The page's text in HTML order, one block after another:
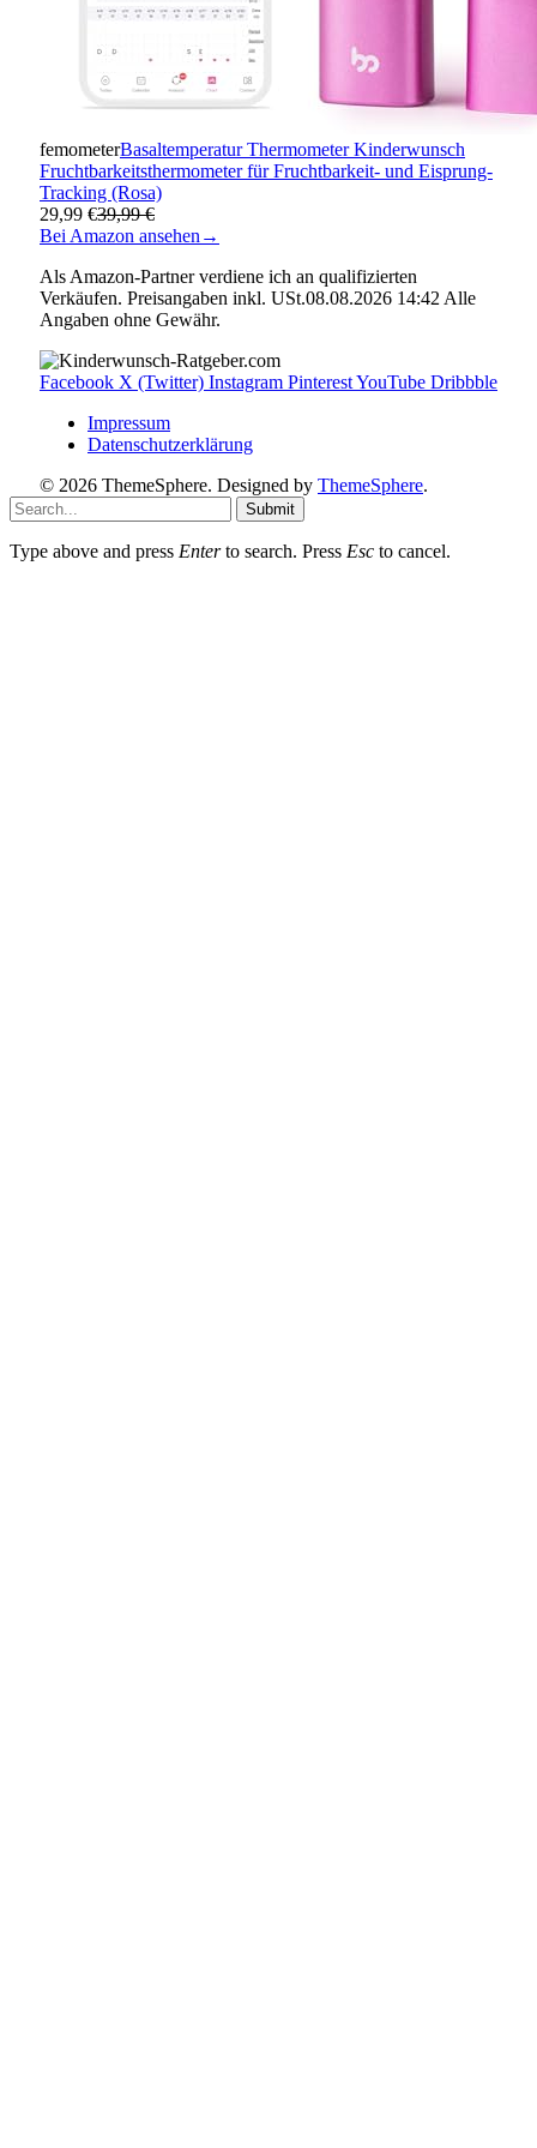
femometerBasaltemperatur Thermometer Kinderwunsch
Fruchtbarkeitsthermometer für Fruchtbarkeit- und Eisprung-
Tracking (Rosa)
29,99 €39,99 €
Bei Amazon ansehen →
Als Amazon-Partner verdiene ich an qualifizierten
Verkäufen. Preisangaben inkl. USt.08.08.2026 14:42 Alle
Angaben ohne Gewähr.
Facebook X (Twitter) Instagram PinterestYouTube Dribbble
Impressum
Datenschutzerklärung
© 2026 ThemeSphere. Designed by ThemeSphere.
Submit
Type above and press Enterto search. Press Esc to cancel.